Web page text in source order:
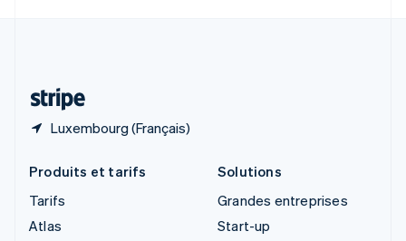
Luxembourg (Français)
Produits et tarifs
Tarifs
Atlas
Solutions
Grandes entreprises
Start-up